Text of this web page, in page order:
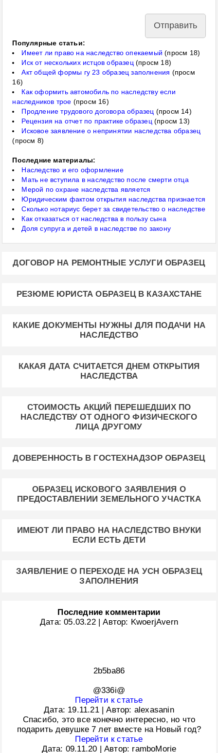
Популярные статьи:
Имеет ли право на наследство опекаемый (просм 18)
Иск от нескольких истцов образец (просм 18)
Акт общей формы гу 23 образец заполнения (просм
16)
Как оформить автомобиль по наследству если
наследников трое (просм 16)
Продление трудового договора образец (просм 14)
Рецензия на отчет по практике образец (просм 13)
Исковое заявление о непринятии наследства образец
(просм 8)
Последние материалы:
Наследство и его оформление
Мать не вступила в наследство после смерти отца
Мерой по охране наследства является
Юридическим фактом открытия наследства признается
Сколько нотариус берет за свидетельство о наследстве
Как отказаться от наследства в пользу сына
Доля супруга и детей в наследстве по закону
ДОГОВОР НА РЕМОНТНЫЕ УСЛУГИ ОБРАЗЕЦ
РЕЗЮМЕ ЮРИСТА ОБРАЗЕЦ В КАЗАХСТАНЕ
КАКИЕ ДОКУМЕНТЫ НУЖНЫ ДЛЯ ПОДАЧИ НА
НАСЛЕДСТВО
КАКАЯ ДАТА СЧИТАЕТСЯ ДНЕМ ОТКРЫТИЯ
НАСЛЕДСТВА
СТОИМОСТЬ АКЦИЙ ПЕРЕШЕДШИХ ПО
НАСЛЕДСТВУ ОТ ОДНОГО ФИЗИЧЕСКОГО
ЛИЦА ДРУГОМУ
ДОВЕРЕННОСТЬ В ГОСТЕХНАДЗОР ОБРАЗЕЦ
ОБРАЗЕЦ ИСКОВОГО ЗАЯВЛЕНИЯ О
ПРЕДОСТАВЛЕНИИ ЗЕМЕЛЬНОГО УЧАСТКА
ИМЕЮТ ЛИ ПРАВО НА НАСЛЕДСТВО ВНУКИ
ЕСЛИ ЕСТЬ ДЕТИ
ЗАЯВЛЕНИЕ О ПЕРЕХОДЕ НА УСН ОБРАЗЕЦ
ЗАПОЛНЕНИЯ
Последние комментарии
Дата:05.03.22|Автор: KwoerjAvern
2b5ba86
@336i@
Перейти к статье
Дата: 19.11.21|Автор: alexasanin
Спасибо, это все конечно интересно, но что
подарить девушке 7 лет вместе на Новый год?
Перейти к статье
Дата: 09.11.20 | Автор: ramboMorie